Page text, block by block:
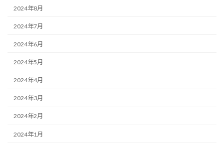
2024年8月
2024年7月
2024年6月
2024年5月
2024年4月
2024年3月
2024年2月
2024年1月